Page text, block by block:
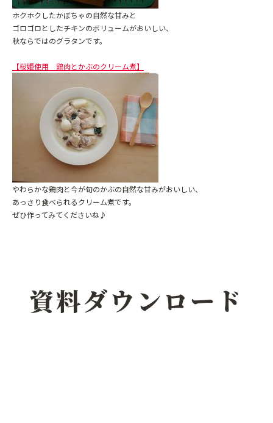
ホクホクしたかぼちゃの自然な甘みと
ゴロゴロとしたチキンのボリュームがおいしい、
秋ならではのグラタンです。
【桜姫使用 鶏肉とかぶのクリーム煮】
やわらかな鶏肉と今が旬のかぶの自然な甘みがおいしい、
あっさり食べられるクリーム煮です。
ぜひ作ってみてくださいね♪
資料ダウンロード